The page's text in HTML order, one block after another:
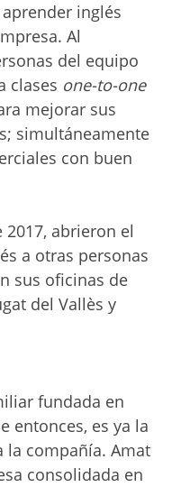
inglés
Al
del equipo
clases one-to-one
mejorar sus
simultáneamente
con buen
abrieron el
a otras personas
sus oficinas de
del Vallès y
fundada en
entonces, es ya la
la compañía. Amat
consolidada en